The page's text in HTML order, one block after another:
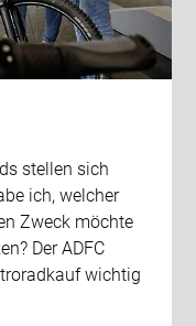
stellen sich
ich, welcher
Zweck möchte
Der ADFC
wichtig